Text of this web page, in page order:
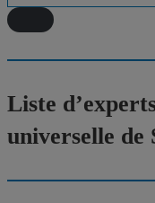
Liste
universelle de